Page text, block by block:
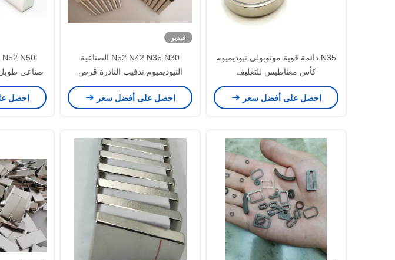
N35 دائمة قوية مونوبولي نيوديميوم
كأس مغناطيس للتغليف
احصل على أفضل سعر
فيديو
N52 N42 N35 N30 الصناعية
النيوديميوم ندفيب النادرة قرص
مسطح مغناطيس 10x2mm
احصل على أفضل سعر
صناعي
احصل